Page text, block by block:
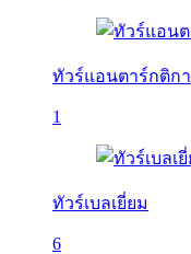
ทัวร์แอนตาร์กติกา
1
ทัวร์เบลเยี่ยม
6